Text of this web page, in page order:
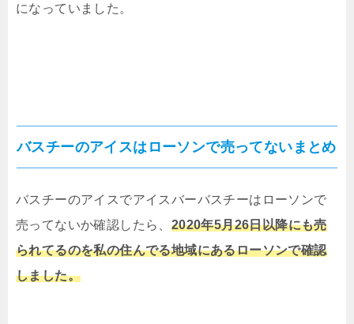
になっていました。
バスチーのアイスはローソンで売ってないまとめ
バスチーのアイスでアイスバーバスチーはローソンで
売ってないか確認したら、 2020年5月26日以降にも売
られてるのを私の住んでる地域にあるローソンで確認
しました。